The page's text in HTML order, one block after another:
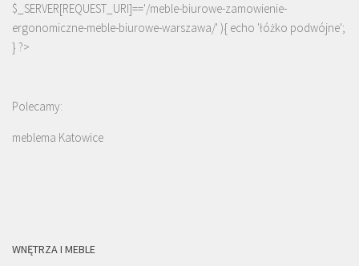
$_SERVER[REQUEST_URI]=='/meble-biurowe-zamowienie-
ergonomiczne-meble-biurowe-warszawa/' ){ echo 'łóżko podwójne';
} ?>
Polecamy:
meblema Katowice
WNĘTRZA I MEBLE